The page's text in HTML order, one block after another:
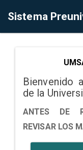
Sistema
Bienvenido
de la
ANTES DE
REVISAR LOS